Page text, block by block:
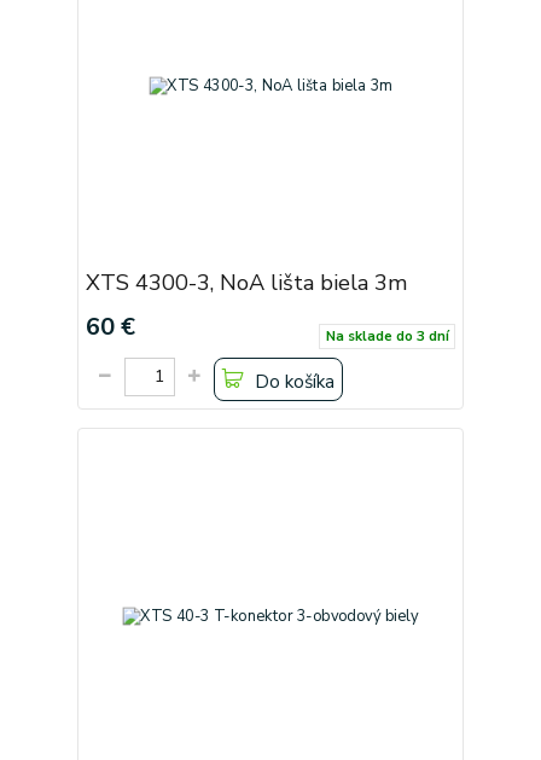
XTS 4300-3, NoA lišta biela 3m
60 € Na sklade do 3 dní
Do košíka